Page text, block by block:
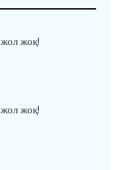
жоқ!
жоқ!